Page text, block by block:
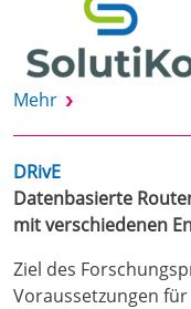
Mehr
DRivE
Datenbasierte
mit verschiedenen
Ziel des
Voraussetzungen